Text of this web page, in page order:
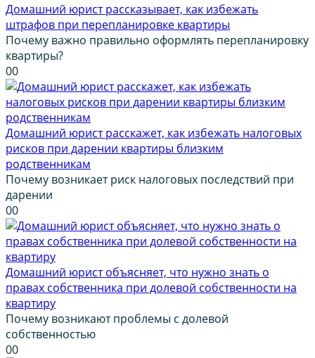
Домашний юрист рассказывает, как избежать
штрафов при перепланировке квартиры
Почему важно правильно оформлять перепланировку
квартиры?
00
Домашний юрист расскажет, как избежать налоговых
рисков при дарении квартиры близким
родственникам
Почему возникает риск налоговых последствий при
дарении
00
Домашний юрист объясняет, что нужно знать о
правах собственника при долевой собственности на
квартиру
Почему возникают проблемы с долевой
собственностью
00